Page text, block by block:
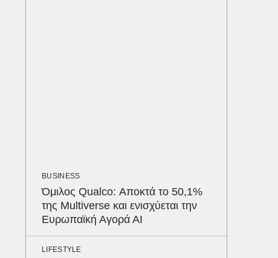
BUSINESS
Όμιλος Qualco: Αποκτά το 50,1%
της Multiverse και ενισχύεται την
Ευρωπαϊκή Αγορά ΑΙ
LIFESTYLE